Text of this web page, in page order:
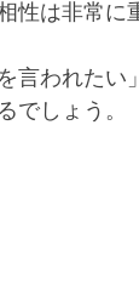
性は非常に
言われたい
でしょう。